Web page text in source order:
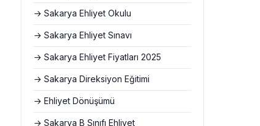
→ Sakarya Ehliyet Okulu
→ Sakarya Ehliyet Sınavı
→ Sakarya Ehliyet Fiyatları 2025
→ Sakarya Direksiyon Eğitimi
→ Ehliyet Dönüşümü
→ Sakarya B Sınıfı Ehliyet